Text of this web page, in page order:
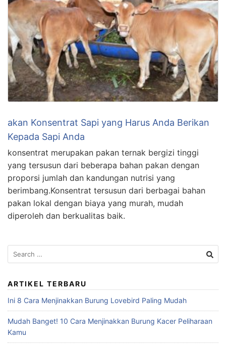
akan Konsentrat Sapi yang Harus Anda Berikan
Kepada Sapi Anda
konsentrat merupakan pakan ternak bergizi tinggi
yang tersusun dari beberapa bahan pakan dengan
proporsi jumlah dan kandungan nutrisi yang
berimbang.Konsentrat tersusun dari berbagai bahan
pakan lokal dengan biaya yang murah, mudah
diperoleh dan berkualitas baik.
Search
for:
ARTIKEL TERBARU
Ini 8 Cara Menjinakkan Burung Lovebird Paling Mudah
Mudah Banget! 10 Cara Menjinakkan Burung Kacer Peliharaan
Kamu